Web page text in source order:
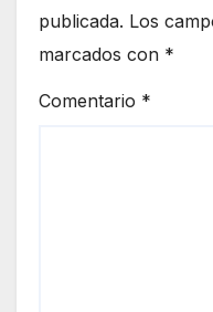
publicada. Los
marcados con *
Comentario *